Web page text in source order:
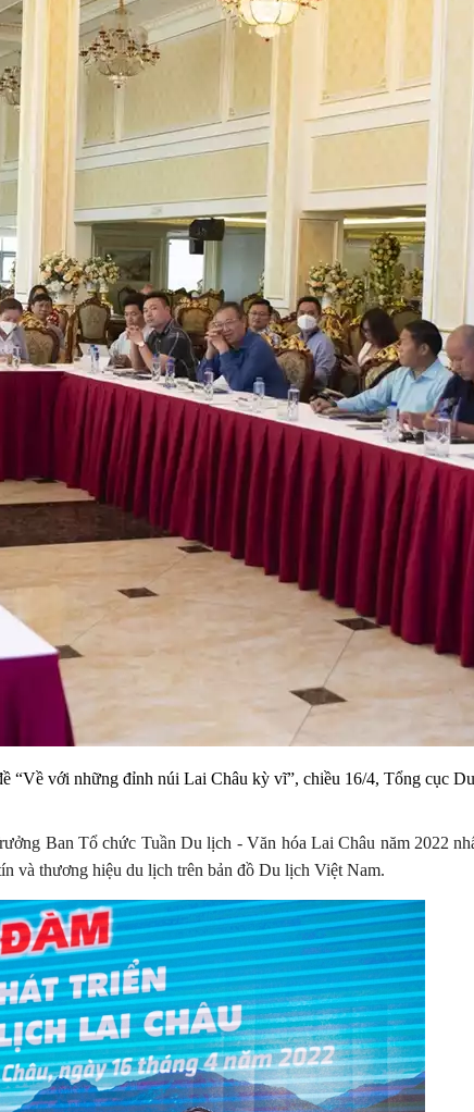
“Về với những đỉnh núi Lai Châu kỳ vĩ”, chiều 16/4, Tổng cục
Ban Tổ chức Tuần Du lịch - Văn hóa Lai Châu năm 2022
và thương hiệu du lịch trên bản đồ Du lịch Việt Nam.